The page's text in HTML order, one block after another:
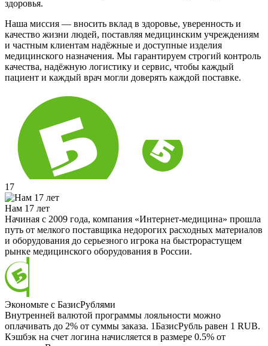
здоровья.
Наша миссия — вносить вклад в здоровье, уверенность и
качество жизни людей, поставляя медицинским учреждениям
и частным клиентам надёжные и доступные изделия
медицинского назначения. Мы гарантируем строгий контроль
качества, надёжную логистику и сервис, чтобы каждый
пациент и каждый врач могли доверять каждой поставке.
17
Нам 17 лет
Начиная с 2009 года, компания «Интернет-медицина» прошла
путь от мелкого поставщика недорогих расходных материалов
и оборудования до серьезного игрока на быстрорастущем
рынке медицинского оборудования в России.
Экономьте с БазисРублями
Внутренней валютой программы лояльности можно
оплачивать до 2% от суммы заказа. 1БазисРубль равен 1 RUB.
Кэшбэк на счет логина начисляется в размере 0.5% от